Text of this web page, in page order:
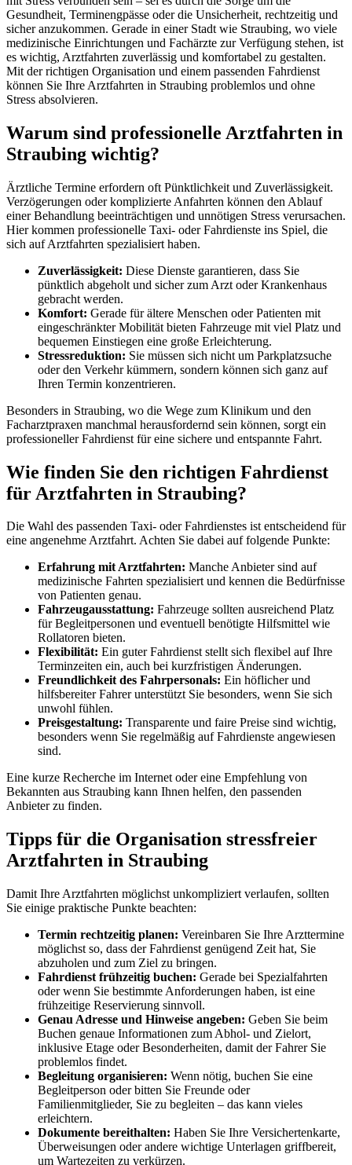
Gesundheit, Terminengpässe oder die Unsicherheit, rechtzeitig und
sicher anzukommen. Gerade in einer Stadt wie Straubing, wo viele
medizinische Einrichtungen und Fachärzte zur Verfügung stehen, ist
es wichtig, Arztfahrten zuverlässig und komfortabel zu gestalten.
Mit der richtigen Organisation und einem passenden Fahrdienst
können Sie Ihre Arztfahrten in Straubing problemlos und ohne
Stress absolvieren.
Warum sind professionelle Arztfahrten in
Straubing wichtig?
Ärztliche Termine erfordern oft Pünktlichkeit und Zuverlässigkeit.
Verzögerungen oder komplizierte Anfahrten können den Ablauf
einer Behandlung beeinträchtigen und unnötigen Stress verursachen.
Hier kommen professionelle Taxi- oder Fahrdienste ins Spiel, die
sich auf Arztfahrten spezialisiert haben.
Zuverlässigkeit: Diese Dienste garantieren, dass Sie
pünktlich abgeholt und sicher zum Arzt oder Krankenhaus
gebracht werden.
Komfort: Gerade für ältere Menschen oder Patienten mit
eingeschränkter Mobilität bieten Fahrzeuge mit viel Platz und
bequemen Einstiegen eine große Erleichterung.
Stressreduktion: Sie müssen sich nicht um Parkplatzsuche
oder den Verkehr kümmern, sondern können sich ganz auf
Ihren Termin konzentrieren.
Besonders in Straubing, wo die Wege zum Klinikum und den
Facharztpraxen manchmal herausfordernd sein können, sorgt ein
professioneller Fahrdienst für eine sichere und entspannte Fahrt.
Wie finden Sie den richtigen Fahrdienst
für Arztfahrten in Straubing?
Die Wahl des passenden Taxi- oder Fahrdienstes ist entscheidend für
eine angenehme Arztfahrt. Achten Sie dabei auf folgende Punkte:
Erfahrung mit Arztfahrten: Manche Anbieter sind auf
medizinische Fahrten spezialisiert und kennen die Bedürfnisse
von Patienten genau.
Fahrzeugausstattung: Fahrzeuge sollten ausreichend Platz
für Begleitpersonen und eventuell benötigte Hilfsmittel wie
Rollatoren bieten.
Flexibilität: Ein guter Fahrdienst stellt sich flexibel auf Ihre
Terminzeiten ein, auch bei kurzfristigen Änderungen.
Freundlichkeit des Fahrpersonals: Ein höflicher und
hilfsbereiter Fahrer unterstützt Sie besonders, wenn Sie sich
unwohl fühlen.
Preisgestaltung: Transparente und faire Preise sind wichtig,
besonders wenn Sie regelmäßig auf Fahrdienste angewiesen
sind.
Eine kurze Recherche im Internet oder eine Empfehlung von
Bekannten aus Straubing kann Ihnen helfen, den passenden
Anbieter zu finden.
Tipps für die Organisation stressfreier
Arztfahrten in Straubing
Damit Ihre Arztfahrten möglichst unkompliziert verlaufen, sollten
Sie einige praktische Punkte beachten:
Termin rechtzeitig planen: Vereinbaren Sie Ihre Arzttermine
möglichst so, dass der Fahrdienst genügend Zeit hat, Sie
abzuholen und zum Ziel zu bringen.
Fahrdienst frühzeitig buchen: Gerade bei Spezialfahrten
oder wenn Sie bestimmte Anforderungen haben, ist eine
frühzeitige Reservierung sinnvoll.
Genau Adresse und Hinweise angeben: Geben Sie beim
Buchen genaue Informationen zum Abhol- und Zielort,
inklusive Etage oder Besonderheiten, damit der Fahrer Sie
problemlos findet.
Begleitung organisieren: Wenn nötig, buchen Sie eine
Begleitperson oder bitten Sie Freunde oder
Familienmitglieder, Sie zu begleiten – das kann vieles
erleichtern.
Dokumente bereithalten: Haben Sie Ihre Versichertenkarte,
Überweisungen oder andere wichtige Unterlagen griffbereit,
um Wartezeiten zu verkürzen.